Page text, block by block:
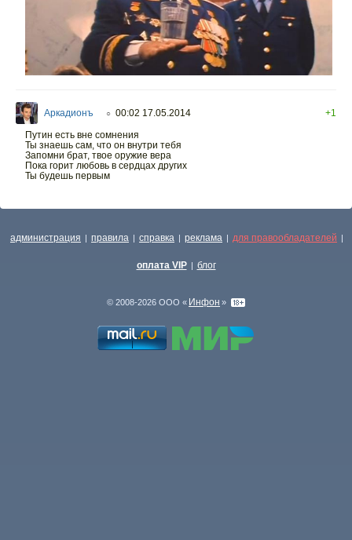
Аркадионъ ○ 00:02 17.05.2014
+1
Путин есть вне сомнения
Ты знаешь сам, что он внутри тебя
Запомни брат, твое оружие вера
Пока горит любовь в сердцах других
Ты будешь первым
администрация | правила | справка | реклама | для правообладателей |
оплата VIP | блог
© 2008-2026 ООО « Инфон »